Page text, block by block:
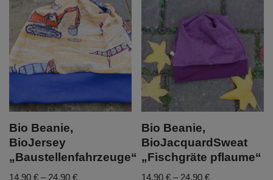
Bio Beanie,
BioJersey
„Baustellenfahrzeuge“
14,90 € – 24,90 €
Bio Beanie,
BioJacquardSweat
„Fischgräte pflaume“
14,90€ – 24,90€